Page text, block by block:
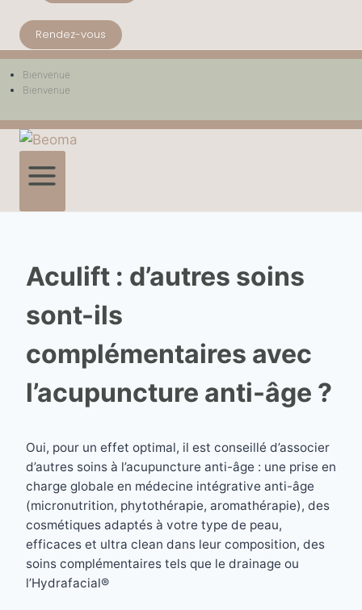
Rendez-vous
Bienvenue
Bienvenue
Aculift : d’autres soins
sont-ils
complémentaires avec
l’acupuncture anti-âge ?
Oui, pour un effet optimal, il est conseillé d’associer
d’autres soins à l’acupuncture anti-âge : une prise en
charge globale en médecine intégrative anti-âge
(micronutrition, phytothérapie, aromathérapie), des
cosmétiques adaptés à votre type de peau,
efficaces et ultra clean dans leur composition, des
soins complémentaires tels que le drainage ou
l’Hydrafacial®